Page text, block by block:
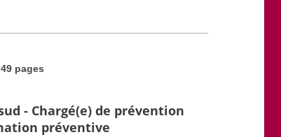
pages
- Chargé(e) de prévention
préventive